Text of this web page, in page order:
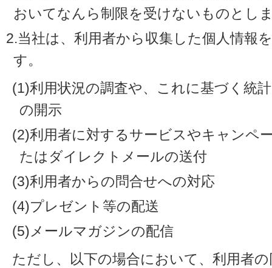
おいてなんら制限を受けないものとし
2.当社は、利用者から収集した個人情報
す。
(1)利用状況の調査や、これに基づく統
の開示
(2)利用者に対するサービスやキャンペ
たはダイレクトメールの送付
(3)利用者からの問合せへの対応
(4)プレゼント等の配送
(5)メールマガジンの配信
ただし、以下の場合において、利用者